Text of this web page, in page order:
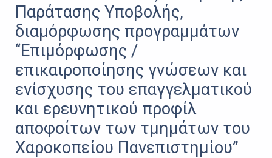
Παράτασης Υποβολής,
διαμόρφωσης προγραμμάτων
“Επιμόρφωσης /
επικαιροποίησης γνώσεων και
ενίσχυσης του επαγγελματικού
και ερευνητικού προφίλ
αποφοίτων των τμημάτων του
Χαροκοπείου Πανεπιστημίου”